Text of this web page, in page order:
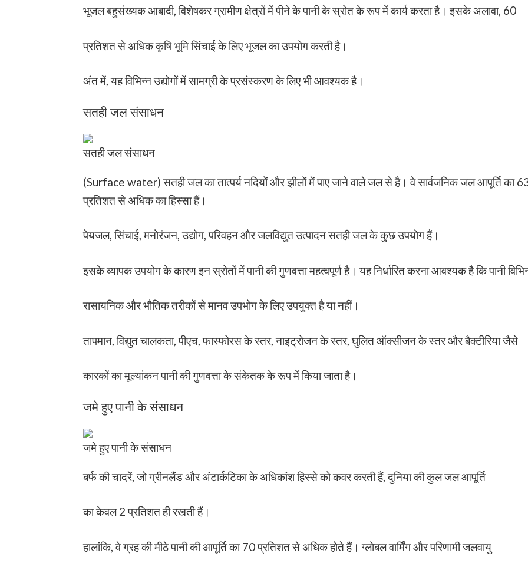
भूजल बहुसंख्यक आबादी, विशेषकर ग्रामीण क्षेत्रों में पीने के पानी के स्रोत के रूप में कार्य करता है। इसके अलावा, 60
प्रतिशत से अधिक कृषि भूमि सिंचाई के लिए भूजल का उपयोग करती है।
अंत में, यह विभिन्न उद्योगों में सामग्री के प्रसंस्करण के लिए भी आवश्यक है।
सतही जल संसाधन
सतही जल संसाधन
(Surface water) सतही जल का तात्पर्य नदियों और झीलों में पाए जाने वाले जल से है। वे सार्वजनिक जल आपूर्ति का
प्रतिशत से अधिक का हिस्सा हैं।
पेयजल, सिंचाई, मनोरंजन, उद्योग, परिवहन और जलविद्युत उत्पादन सतही जल के कुछ उपयोग हैं।
इसके व्यापक उपयोग के कारण इन स्रोतों में पानी की गुणवत्ता महत्वपूर्ण है। यह निर्धारित करना आवश्यक है कि पानी
रासायनिक और भौतिक तरीकों से मानव उपभोग के लिए उपयुक्त है या नहीं।
तापमान, विद्युत चालकता, पीएच, फास्फोरस के स्तर, नाइट्रोजन के स्तर, घुलित ऑक्सीजन के स्तर और बैक्टीरिया जैसे
कारकों का मूल्यांकन पानी की गुणवत्ता के संकेतक के रूप में किया जाता है।
जमे हुए पानी के संसाधन
जमे हुए पानी के संसाधन
बर्फ की चादरें, जो ग्रीनलैंड और अंटार्कटिका के अधिकांश हिस्से को कवर करती हैं, दुनिया की कुल जल आपूर्ति
का केवल 2 प्रतिशत ही रखती हैं।
हालांकि, वे ग्रह की मीठे पानी की आपूर्ति का 70 प्रतिशत से अधिक होते हैं। ग्लोबल वार्मिंग और परिणामी जलवायु